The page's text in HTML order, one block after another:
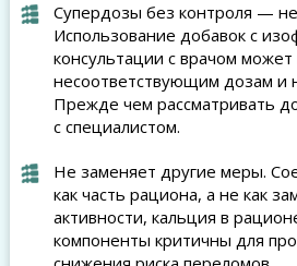
Супердозы без контроля —
Использование добавок с
консультации с врачом может
несоответствующим дозам и
Прежде чем рассматривать
с специалистом.
Не заменяет другие меры.
как часть рациона, а не как
активности, кальция в
компоненты критичны для